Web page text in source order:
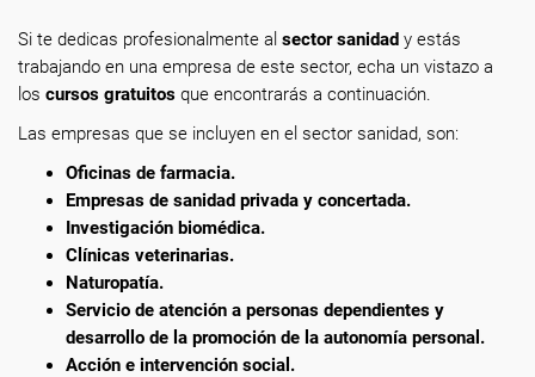
Si te dedicas profesionalmente al sector sanidad y estás
trabajando en una empresa de este sector, echa un vistazo a
los cursos gratuitos que encontrarás a continuación.
Las empresas que se incluyen en el sector sanidad, son:
Oficinas de farmacia.
Empresas de sanidad privada y concertada.
Investigación biomédica.
Clínicas veterinarias.
Naturopatía.
Servicio de atención a personas dependientes y
desarrollo de la promoción de la autonomía personal.
Acción e intervención social.